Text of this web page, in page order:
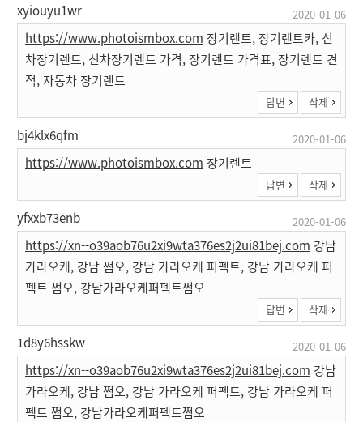
xyiouyu1wr 2020-01-06
https://www.photoismbox.com 장기렌트, 장기렌트카, 신
차장기렌트, 신차장기렌트 가격, 장기렌트 가격표, 장기렌트 견
적, 자동차 장기렌트
답변 삭제
bj4klx6qfm 2020-01-06
https://www.photoismbox.com 장기렌트
답변 삭제
yfxxb73enb 2020-01-06
https://xn--o39aob76u2xi9wta376es2j2ui81bej.com 강남
가라오케, 강남 쩜오, 강남 가라오케 퍼펙트, 강남 가라오케 퍼
펙트 쩜오, 강남가라오케퍼펙트쩜오
답변 삭제
1d8y6hsskw 2020-01-06
https://xn--o39aob76u2xi9wta376es2j2ui81bej.com 강남
가라오케, 강남 쩜오, 강남 가라오케 퍼펙트, 강남 가라오케 퍼
펙트 쩜오, 강남가라오케퍼펙트쩜오